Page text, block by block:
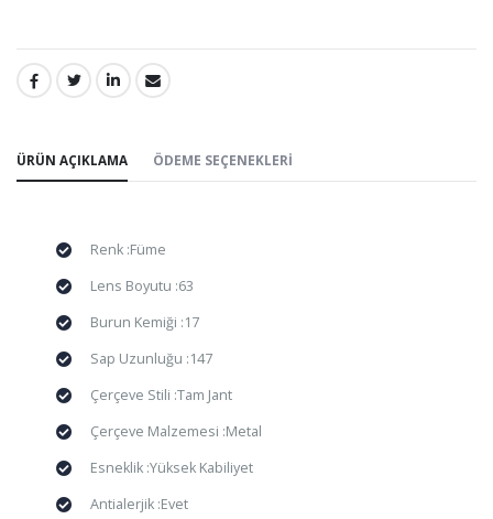
PAYLAŞ:
ÜRÜN AÇIKLAMA ÖDEME SEÇENEKLERI
Renk :Füme
Lens Boyutu :63
Burun Kemiği :17
Sap Uzunluğu :147
Çerçeve Stili :Tam Jant
Çerçeve Malzemesi :Metal
Esneklik :Yüksek Kabiliyet
Antialerjik :Evet